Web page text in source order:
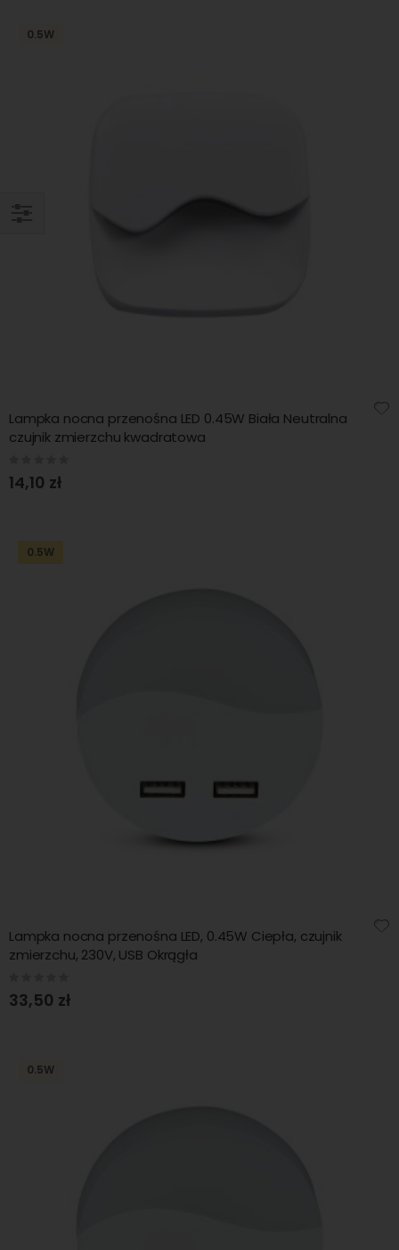
0.5W
Lampka nocna przenośna LED 0.45W Biała Neutralna
czujnik zmierzchu kwadratowa
14,10 zł
0.5W
Lampka nocna przenośna LED, 0.45W Ciepła, czujnik
zmierzchu, 230V, USB Okrągła
33,50 zł
0.5W